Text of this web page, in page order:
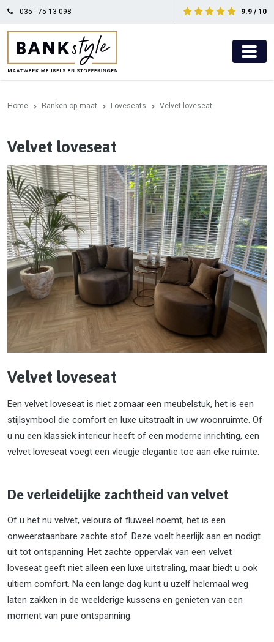
035 - 75 13 098 9.9 / 10
Home Banken op maat Loveseats Velvet loveseat
Velvet loveseat
Velvet loveseat
Een velvet loveseat is niet zomaar een meubelstuk, het is een
stijlsymbool die comfort en luxe uitstraalt in uw woonruimte. Of
u nu een klassiek interieur heeft of een moderne inrichting, een
velvet loveseat voegt een vleugje elegantie toe aan elke ruimte.
De verleidelijke zachtheid van velvet
Of u het nu velvet, velours of fluweel noemt, het is een
onweerstaanbare zachte stof. Deze voelt heerlijk aan en nodigt
uit tot ontspanning. Het zachte oppervlak van een velvet
loveseat geeft niet alleen een luxe uitstraling, maar biedt u ook
ultiem comfort. Na een lange dag kunt u uzelf helemaal weg
laten zakken in de weelderige kussens en genieten van een
moment van pure ontspanning.